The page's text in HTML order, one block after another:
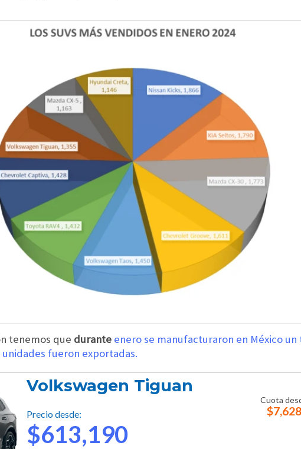
tenemos que durante enero se manufacturaron en México un
fueron exportadas.
Volkswagen Tiguan
Precio desde:
$613,190
Cuota
$7,628